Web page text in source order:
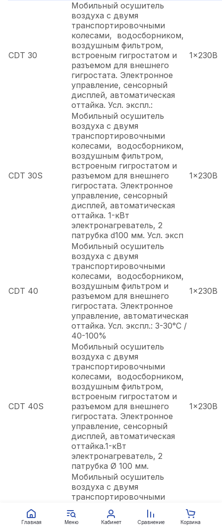
CDT 30
Мобильный осушитель
воздуха с двумя
транспортировочными
колесами, водосборником,
воздушным фильтром,
встроеным гигростатом и
разъемом для внешнего
гигростата. Электронное
управление, сенсорный
дисплей, автоматическая
оттайка. Усл. экспл.:
1x230В
CDT 30S
Мобильный осушитель
воздуха с двумя
транспортировочными
колесами, водосборником,
воздушным фильтром,
встроеным гигростатом и
разъемом для внешнего
гигростата. Электронное
управление, сенсорный
дисплей, автоматическая
оттайка. 1-кВт
электронагреватель, 2
патрубка d100 мм. Усл. эксп
1x230В
CDT 40
Мобильный осушитель
воздуха с двумя
транспортировочными
колесами, водосборником,
воздушным фильтром и
разъемом для внешнего
гигростата. Электронное
управление, автоматическая
оттайка. Усл. экспл.: 3-30°C /
40-100%
1x230В
CDT 40S
Мобильный осушитель
воздуха с двумя
транспортировочными
колесами, водосборником,
воздушным фильтром,
встроеным гигростатом и
разъемом для внешнего
гигростата. Электронное
управление, сенсорный
дисплей, автоматическая
оттайка.1-кВт
электронагреватель, 2
патрубка Ø 100 мм.
1x230В
Мобильный осушитель
воздуха с двумя
транспортировочными
колесами, водосборником,
воздушным фильтром,
встроеным гигростатом и
Главная Меню Кабинет Сравнение Корзина